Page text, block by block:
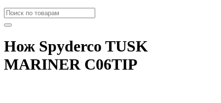
Нож Spyderco TUSK
MARINER C06TIP